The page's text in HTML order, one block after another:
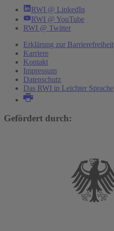
RWI @ LinkedIn
RWI @ YouTube
RWI @ Twitter
Erklärung zur Barrierefreiheit
Karriere
Kontakt
Impressum
Datenschutz
Das RWI in Leichter Sprache
Gefördert durch: